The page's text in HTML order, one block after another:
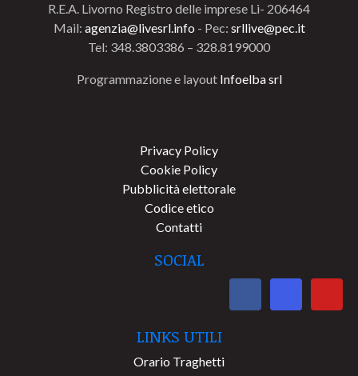
R.E.A. Livorno Registro delle imprese Li- 206464
Mail: agenzia@livesrl.info - Pec: srllive@pec.it
Tel: 348.3803386 – 328.8199000
Programmazione e layout Infoelba srl
Privacy Policy
Cookie Policy
Pubblicità elettorale
Codice etico
Contatti
SOCIAL
LINKS UTILI
Orario Traghetti